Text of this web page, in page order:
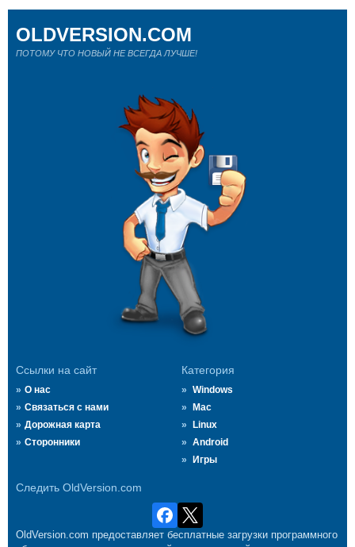
Ссылки на сайт
О нас
Связаться с нами
Дорожная карта
Сторонники
Категория
Windows
Mac
Linux
Android
Игры
Следить OldVersion.com
OLDVERSION.COM
ПОТОМУ ЧТО НОВЫЙ НЕ ВСЕГДА ЛУЧШЕ!
OldVersion.com предоставляет бесплатные загрузки программного